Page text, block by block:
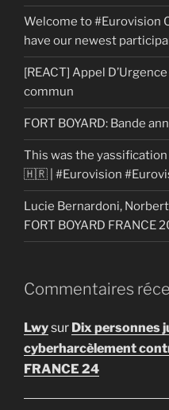
Welcome to #Eurovision
have our newest
[REACT] Appel
commun
FORT BOYARD: Bande
This was the
🇭🇷 | #Eurovision
Lucie Bernardoni,
FORT BOYARD FRANCE
Commentaires
Lwysur Dix personnes
cyberharcèlement
FRANCE 24